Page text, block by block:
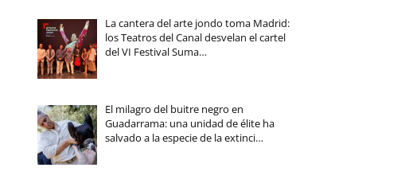
La cantera del arte jondo toma Madrid:
los Teatros del Canal desvelan el cartel
del VI Festival Suma…
El milagro del buitre negro en
Guadarrama: una unidad de élite ha
salvado a la especie de la extinci…